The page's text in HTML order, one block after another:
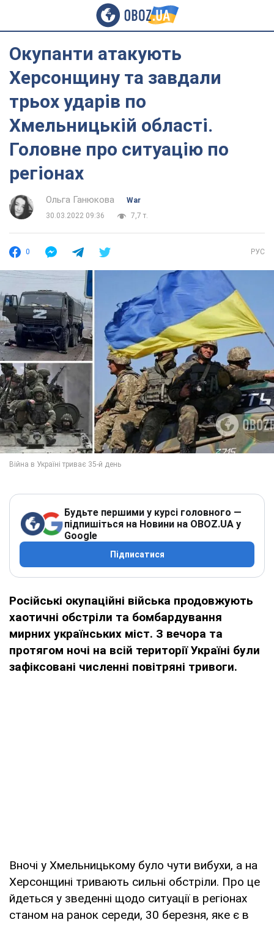
Окупанти атакують
Херсонщину та завдали
трьох ударів по
Хмельницькій області.
Головне про ситуацію по
регіонах
Ольга Ганюкова
War
30.03.2022 09:36
7,7 т.
0 РУС
Будьте першими у курсі головного —
підпишіться на Новини на OBOZ.UA у
Google
Підписатися
Російські окупаційні війська продовжують
хаотичні обстріли та бомбардування
мирних українських міст. З вечора та
протягом ночі на всій території Україні були
зафіксовані численні повітряні тривоги.
Вночі у Хмельницькому було чути вибухи, а на
Херсонщині тривають сильні обстріли. Про це
йдеться у зведенні щодо ситуації в регіонах
станом на ранок середи, 30 березня, яке є в